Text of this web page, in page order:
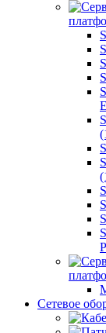
Сетевое